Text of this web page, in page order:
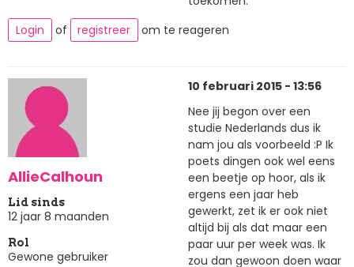
Login
of registreer om te reageren
AllieCalhoun
Lid sinds
12 jaar 8 maanden
Rol
Gewone gebruiker
10 februari 2015 - 13:56
Nee jij begon over een
studie Nederlands dus ik
nam jou als voorbeeld :P Ik
poets dingen ook wel eens
een beetje op hoor, als ik
ergens een jaar heb
gewerkt, zet ik er ook niet
altijd bij als dat maar een
paar uur per week was. Ik
zou dan gewoon doen waar